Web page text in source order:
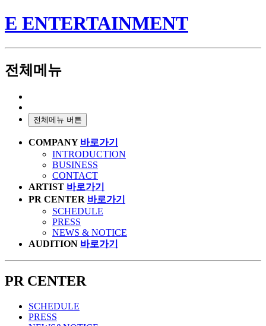
E ENTERTAINMENT
전체메뉴
전체메뉴 버튼
COMPANY 바로가기
INTRODUCTION
BUSINESS
CONTACT
ARTIST 바로가기
PR CENTER 바로가기
SCHEDULE
PRESS
NEWS & NOTICE
AUDITION 바로가기
PR CENTER
SCHEDULE
PRESS